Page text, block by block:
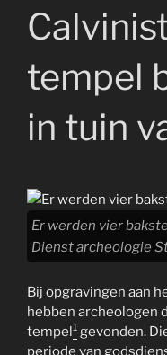
tempel
in tuin
Er werden vier
Dienst archeologie
Bij opgravingen aan
hebben archeologen
tempel1 gevonden.
periode van